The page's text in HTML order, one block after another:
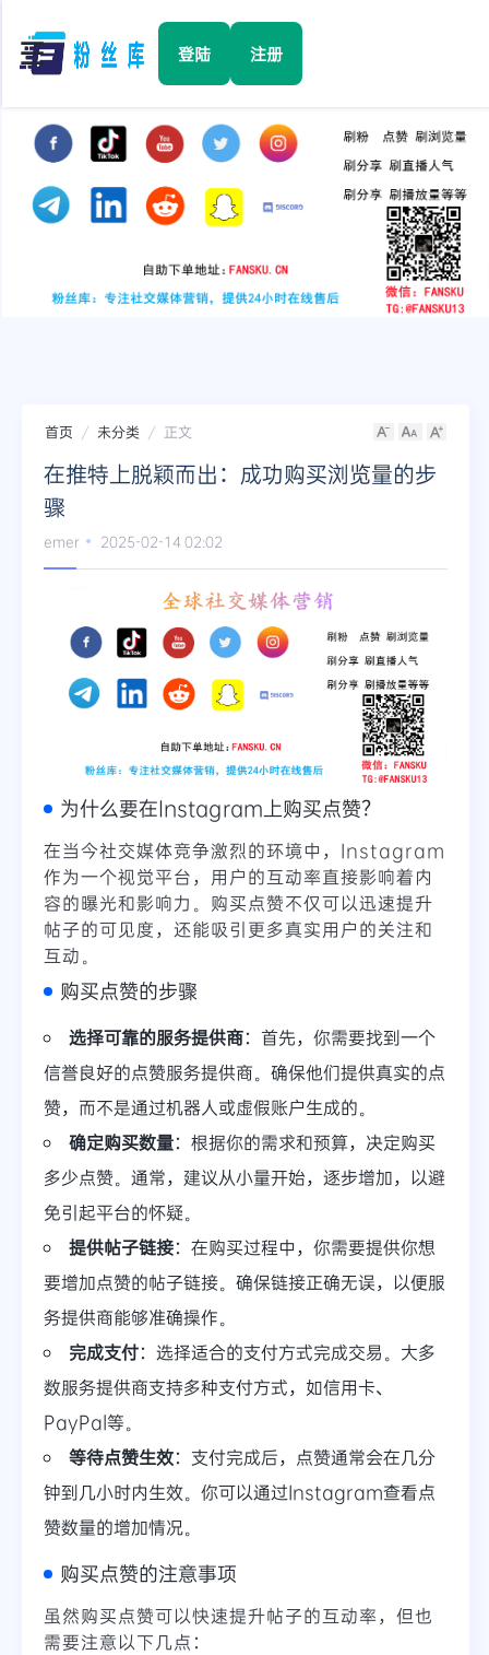
☰ 登陆 注册
Facebook
TikTok
YouTube
Twitter
首页 未分类 正文
在推特上脱颖而出：成功购买浏览量的步
骤
emer 2025-02-14 02:02
为什么要在Instagram上购买点赞？
在当今社交媒体竞争激烈的环境中，Instagram
作为一个视觉平台，用户的互动率直接影响着内
容的曝光和影响力。购买点赞不仅可以迅速提升
帖子的可见度，还能吸引更多真实用户的关注和
互动。
购买点赞的步骤
选择可靠的服务提供商：首先，你需要找到一个
信誉良好的点赞服务提供商。确保他们提供真实的点
赞，而不是通过机器人或虚假账户生成的。
确定购买数量：根据你的需求和预算，决定购买
多少点赞。通常，建议从小量开始，逐步增加，以避
免引起平台的怀疑。
提供帖子链接：在购买过程中，你需要提供你想
要增加点赞的帖子链接。确保链接正确无误，以便服
务提供商能够准确操作。
完成支付：选择适合的支付方式完成交易。大多
数服务提供商支持多种支付方式，如信用卡、
PayPal等。
等待点赞生效：支付完成后，点赞通常会在几分
钟到几小时内生效。你可以通过Instagram查看点
赞数量的增加情况。
购买点赞的注意事项
虽然购买点赞可以快速提升帖子的互动率，但也
需要注意以下几点：